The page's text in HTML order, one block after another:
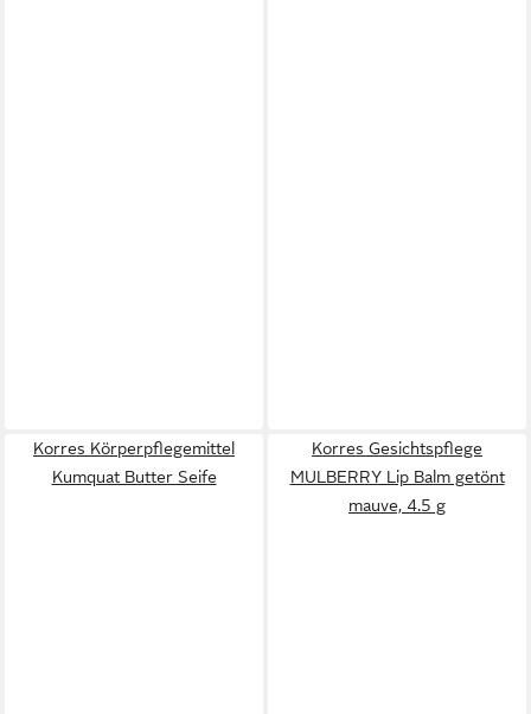
Korres Körperpflegemittel
Kumquat Butter Seife
Korres Gesichtspflege
MULBERRY Lip Balm getönt
mauve, 4.5 g